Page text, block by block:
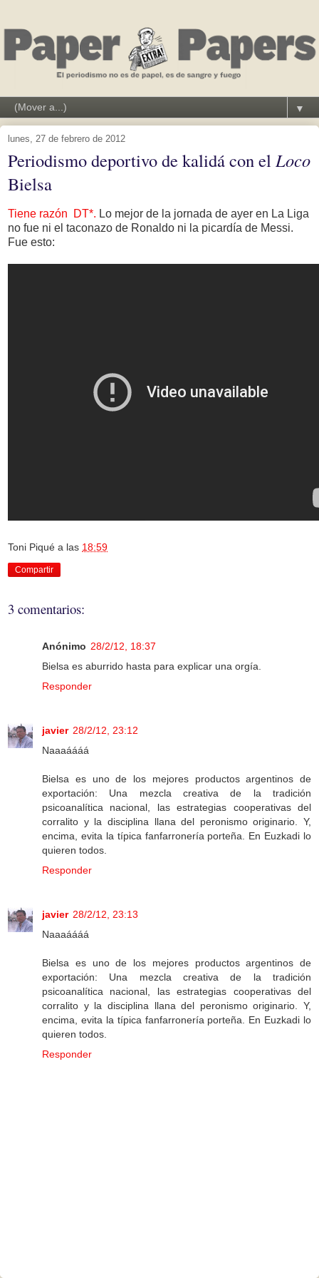
▼
lunes, 27 de febrero de 2012
Periodismo deportivo de kalidá con elLoco
Bielsa
Tiene razón DT*. Lo mejor de la jornada de ayer en La Liga
no fue ni el taconazo de Ronaldo ni la picardía de Messi.
Fue esto:
Toni Piqué a las 18:59
Compartir
3 comentarios:
Anónimo 28/2/12, 18:37
Bielsa es aburrido hasta para explicar una orgía.
Responder
javier 28/2/12, 23:12
Naaaáááá
Bielsa es uno de los mejores productos argentinos de
exportación: Una mezcla creativa de la tradición
psicoanalítica nacional, las estrategias cooperativas del
corralito y la disciplina llana del peronismo originario. Y,
encima, evita la típica fanfarronería porteña. En Euzkadi lo
quieren todos.
Responder
javier 28/2/12, 23:13
Naaaáááá
Bielsa es uno de los mejores productos argentinos de
exportación: Una mezcla creativa de la tradición
psicoanalítica nacional, las estrategias cooperativas del
corralito y la disciplina llana del peronismo originario. Y,
encima, evita la típica fanfarronería porteña. En Euzkadi lo
quieren todos.
Responder